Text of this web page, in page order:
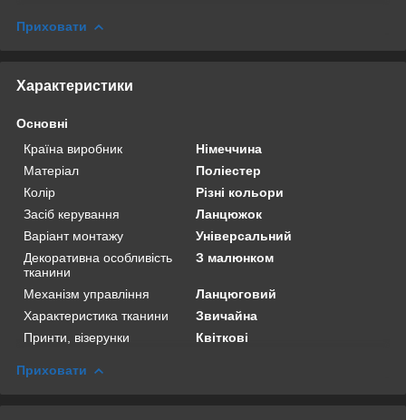
Приховати
Характеристики
Основні
Країна виробник
Німеччина
Матеріал
Поліестер
Колір
Різні кольори
Засіб керування
Ланцюжок
Варіант монтажу
Універсальний
Декоративна особливість
тканини
З малюнком
Механізм управління
Ланцюговий
Характеристика тканини
Звичайна
Принти, візерунки
Квіткові
Приховати